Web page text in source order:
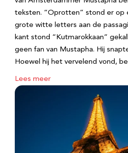
teksten. “Oprotten” stond er op
grote witte letters aan de
kant stond “Kutmarokkaan”
geen fan van Mustapha. Hij
Hoewel hij het vervelend vond,
Lees meer